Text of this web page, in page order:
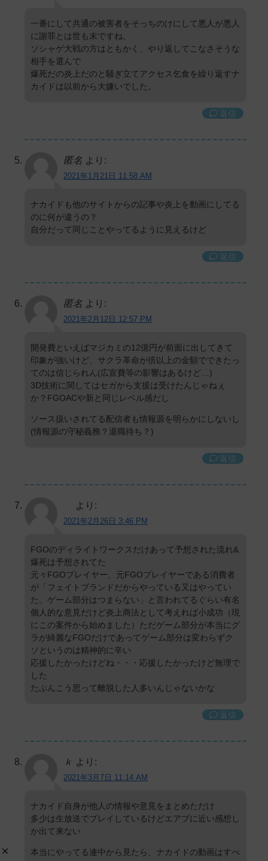
一番にして共通の被害者をそっちのけにして悪人が悪人
に謝罪とは世も末ですね。
ソシャゲ大戦の方はともかく、やり返してこなさそうな
相手を選んで
爆死だの炎上だのと騒ぎ立てアクセス乞食を繰り返すナ
カイドは以前から大嫌いでした。
返信
匿名 より:
2021年1月21日 11:58 AM
ナカイドも他のサイトからの記事や炎上を動画にしてる
のに何が違うの？
自分だって同じことやってるように見えるけど
返信
匿名 より:
2021年2月12日 12:57 PM
開発費といえばマジカミの12億円が前面に出してきて
印象が強いけど、サクラ革命が倍以上の金額でできたっ
てのは信じられん(広宣費等の影響はあるけど…)
3D技術に関してはセガから支援は受けたんじゃねぇ
か？FGOACや新と同じレベル感だし
ソース扱いされてる配信者も情報源を明らかにしないし
(情報源の守秘義務？退職待ち？)
返信
より:
2021年2月26日 3:46 PM
FGOのディライトワークスだけあって予想された流れ&
爆死は予想されてた
元々FGOプレイヤー、元FGOプレイヤーである消費者
が「フェイトブランドだからやっている又はやってい
た。ゲーム部分はつまらない」と言われてるぐらい有名
個人的な意見だけど炎上商法として考えれば小成功（現
にこの案件から始めました）ただゲーム部分が本当にグ
ラが綺麗なFGOだけであってゲーム部分は変わらずク
ソというのは精神的に辛い
応援したかったけどね・・・応援したかったけど無理で
した
たぶんこう思って離脱した人多いんじゃないかな
返信
ｋ より:
2021年3月7日 11:14 AM
ナカイド自身が他人の情報や意見をまとめただけ
多少は生放送でプレイしているけどエアプに近い感想し
か出て来ない
本当にやってる連中から見たら、ナカイドの動画はすべ